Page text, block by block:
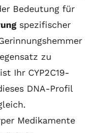
Bedeutung für
spezifischer
zu
Ihr CYP2C19-
DNA-Profil
Medikamente